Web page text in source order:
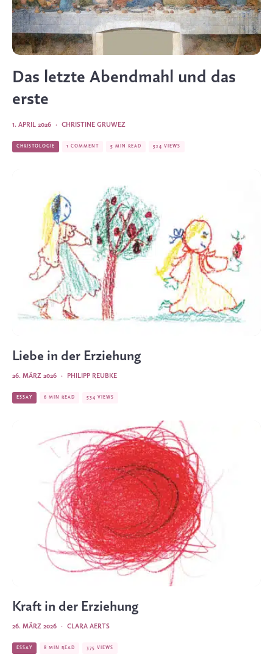
Das letzte Abendmahl und das
erste
CHRISTINE GRUWEZ
·
1. APRIL 2026
CHRISTOLOGIE 1 COMMENT 5 MIN READ 524 VIEWS
Liebe in der Erziehung
PHILIPP REUBKE
·
26. MÄRZ 2026
ESSAY 6 MIN READ 534 VIEWS
Kraft in der Erziehung
CLARA AERTS
·
26. MÄRZ 2026
ESSAY 8 MIN READ 375 VIEWS